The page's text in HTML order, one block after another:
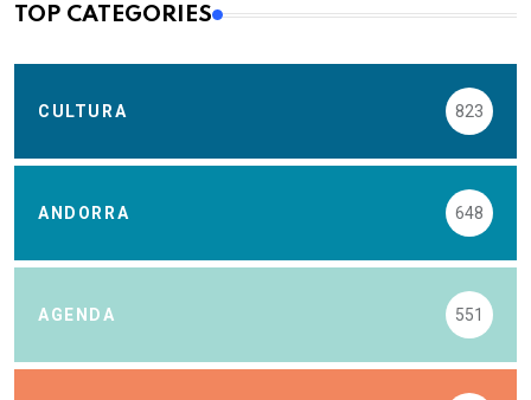
TOP CATEGORIES
CULTURA 823
ANDORRA 648
AGENDA 551